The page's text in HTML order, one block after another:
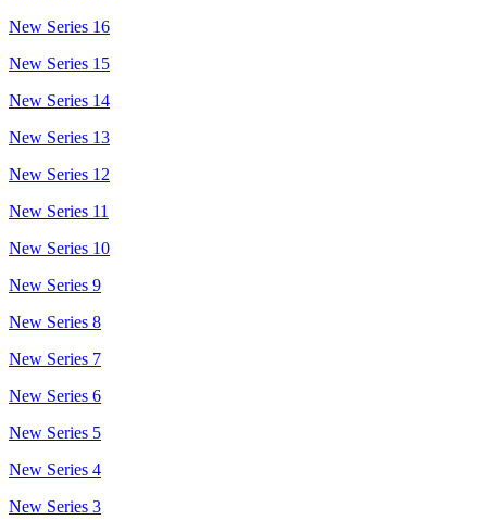
New Series 16
New Series 15
New Series 14
New Series 13
New Series 12
New Series 11
New Series 10
New Series 9
New Series 8
New Series 7
New Series 6
New Series 5
New Series 4
New Series 3